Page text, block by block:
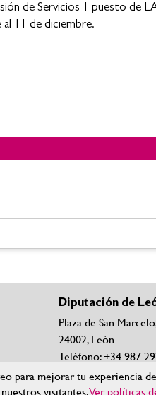
para mejorar tu experiencia
visitantes.Ver políticas
de Servicios 1 puesto de
11 de diciembre.
de Servicios 1 puesto
Diputación de
Plaza de San
24002, León
Teléfono: +34 987
Teléfonos y correos